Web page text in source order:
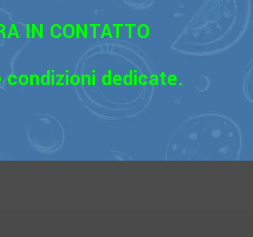
IN CONTATTO
condizioni dedicate.